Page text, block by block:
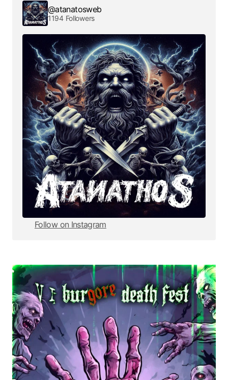
@atanatosweb
1194 Followers
Follow on Instagram